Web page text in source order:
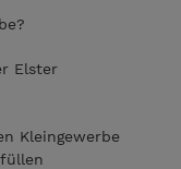
Elster
Kleingewerbe